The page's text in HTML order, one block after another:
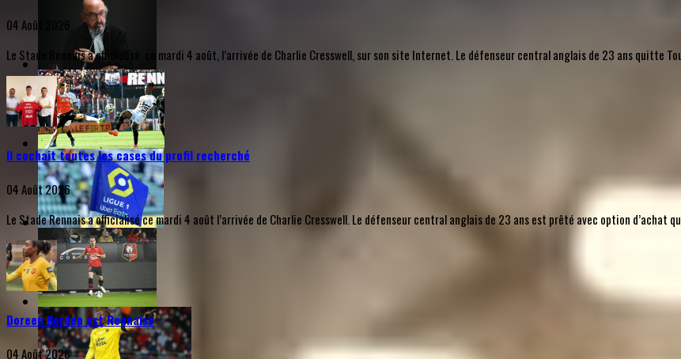
04 Août 2026
Le Stade Rennais a officialisé, ce mardi 4 août, l’arrivée de Charlie Cresswell, sur son site Internet. Le défenseur central anglais de 23 ans quitte
Il cochait toutes les cases du profil recherché
04 Août 2026
Le Stade Rennais a officialisé ce mardi 4 août l’arrivée de Charlie Cresswell. Le défenseur central anglais de 23 ans est prêté avec option d’achat
Doreen Norden est Rennaise
04 Août 2026